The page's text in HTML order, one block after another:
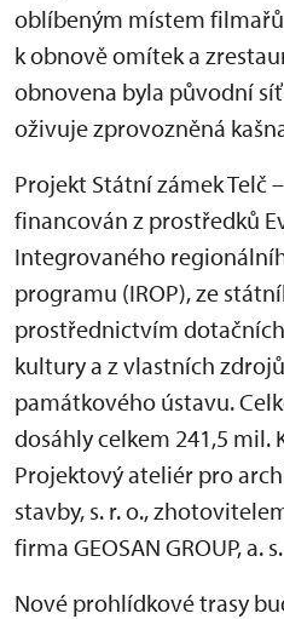
oblíbeným místem
k obnově omítek a
obnovena byla původní
oživuje zprovozněná
Projekt Státní zámek Telč
financován z prostředků
Integrovaného
programu (IROP), ze
prostřednictvím
kultury a z vlastních
památkového ústavu.
dosáhly celkem 241,5
Projektový ateliér pro
stavby, s. r. o.,
firma GEOSAN GROUP, a. s.
Nové prohlídkové trasy